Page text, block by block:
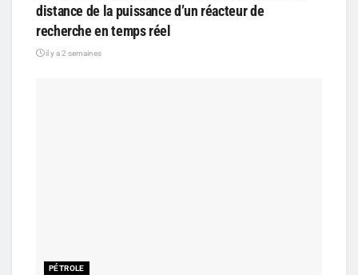
distance de la puissance d’un réacteur de
recherche en temps réel
il y a 2 semaines
PÉTROLE